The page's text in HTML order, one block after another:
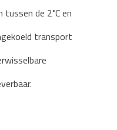
tussen de 2˚C en
transport